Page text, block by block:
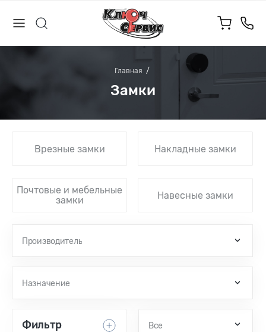
Главная
Замки
Врезные замки Накладные замки
Почтовые и мебельные
замки
Навесные замки
Производитель
Назначение
Все
Фильтр